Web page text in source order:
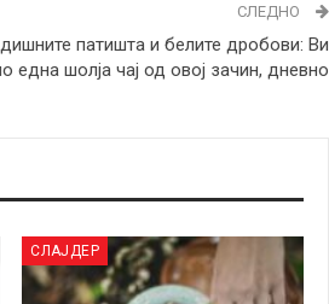
СЛЕДНО
патишта и белите дробови: Ви
една шолја чај од овој зачин, дневно
СЛАЈДЕР